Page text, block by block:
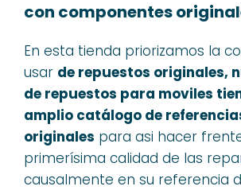
con componentes
En esta tienda priorizamos la
usar de repuestos originales,
de repuestos para moviles
amplio catálogo de
originales para asi hacer
primerísima calidad de las
causalmente en su referencia